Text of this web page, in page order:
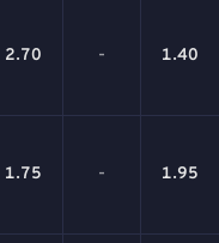
2.70 - 1.40
1.75 - 1.95